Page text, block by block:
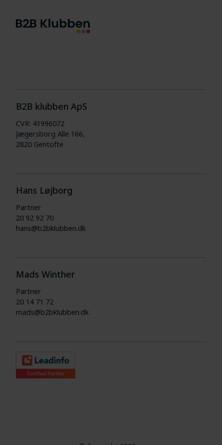
B2B klubben ApS
CVR: 41996072
Jægersborg Alle 166,
2820 Gentofte
Hans Løjborg
Partner
20 92 92 70
hans@b2bklubben.dk
Mads Winther
Partner
20 14 71 72
mads@b2bklubben.dk